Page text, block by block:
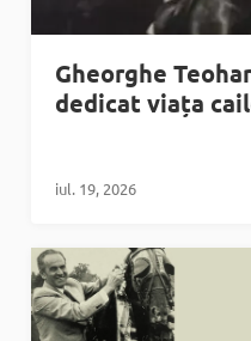
Gheorghe
dedicat viața
iul. 19, 2026